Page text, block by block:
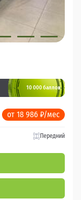
10 000 баллов
от 18 986 ₽/мес
Передний